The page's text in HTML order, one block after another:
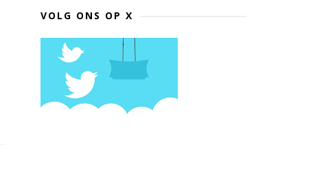
VOLG ONS OP X